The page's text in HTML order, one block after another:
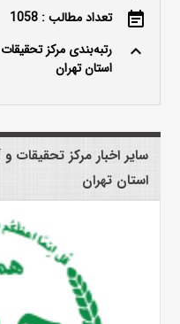
event_note تعداد مطالب : 1058
keyboard_arrow_up
رتبه‌بندی مرکز
استان تهران
سایر اخبار مرکز
استان تهران